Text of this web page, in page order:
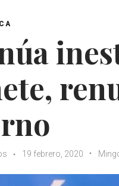
19 febrero, 2020